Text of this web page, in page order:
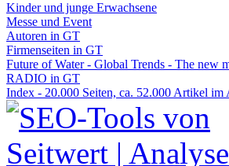
Kinder und junge Erwachsene
Messe und Event
Autoren in GT
Firmenseiten in GT
Future of Water - Global Trends - The new
RADIO in GT
Index - 20.000 Seiten, ca. 52.000 Artikel im